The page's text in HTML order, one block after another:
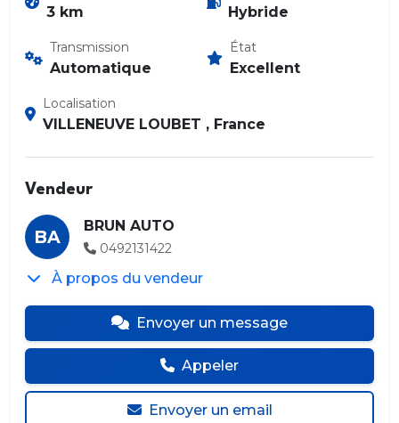
3 km Hybride
Transmission
Automatique
État
Excellent
Localisation
VILLENEUVE LOUBET , France
Vendeur
BA
BRUN AUTO
0492131422
À propos du vendeur
Envoyer un message
Appeler
Envoyer un email